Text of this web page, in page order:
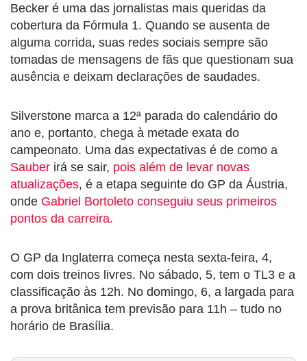
Becker é uma das jornalistas mais queridas da
cobertura da Fórmula 1. Quando se ausenta de
alguma corrida, suas redes sociais sempre são
tomadas de mensagens de fãs que questionam sua
ausência e deixam declarações de saudades.
Silverstone marca a 12ª parada do calendário do
ano e, portanto, chega à metade exata do
campeonato. Uma das expectativas é de como a
Sauber irá se sair, pois além de levar novas
atualizações, é a etapa seguinte do GP da Áustria,
onde Gabriel Bortoleto conseguiu seus primeiros
pontos da carreira.
O GP da Inglaterra começa nesta sexta-feira, 4,
com dois treinos livres. No sábado, 5, tem o TL3 e a
classificação às 12h. No domingo, 6, a largada para
a prova britânica tem previsão para 11h – tudo no
horário de Brasília.